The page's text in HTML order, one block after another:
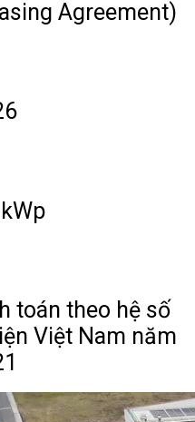
Agreement)
toán theo hệ số
Việt Nam năm